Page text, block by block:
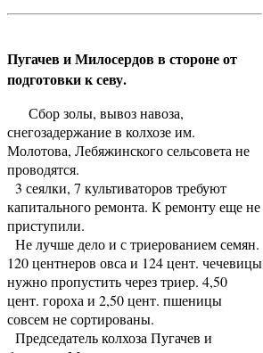
Пугачев и Милосердов в стороне от
подготовки к севу.
Сбор золы, вывоз навоза,
снегозадержание в колхозе им.
Молотова, Лебяжинского сельсовета не
проводятся.
3 сеялки, 7 культиваторов требуют
капитального ремонта. К ремонту еще не
приступили.
Не лучше дело и с триерованием семян.
120 центнеров овса и 124 цент. чечевицы
нужно пропустить через триер. 4,50
цент. гороха и 2,50 цент. пшеницы
совсем не сортированы.
Председатель колхоза Пугачев и